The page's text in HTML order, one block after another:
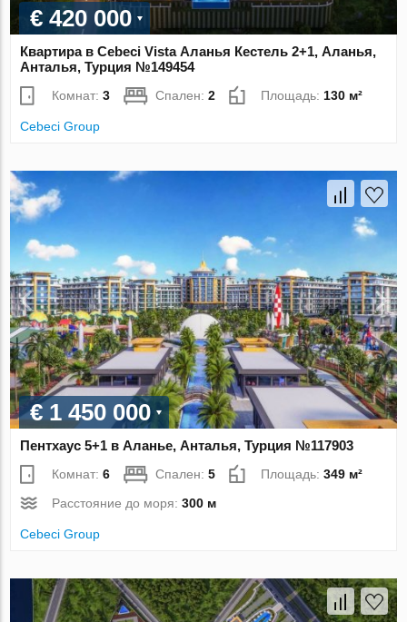
€ 420 000
Квартира в Cebeci Vista Аланья Кестель 2+1, Аланья,
Анталья, Турция №149454
Комнат:3 Спален:2 Площадь:130 м²
Cebeci Group
€ 1 450 000
Пентхаус 5+1 в Аланье, Анталья, Турция №117903
Комнат:6 Спален:5 Площадь:349 м²
Расстояние до моря:300 м
Cebeci Group